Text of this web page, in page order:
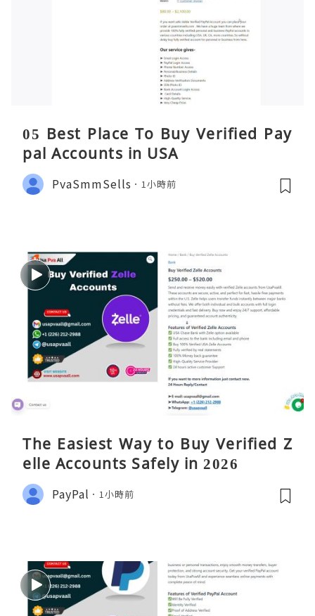
05 Best Place To Buy Verified Pay
pal Accounts in USA
PvaSmmSells 1小時前
The Easiest Way to Buy Verified Z
elle Accounts Safely in 2026
PayPal 1小時前